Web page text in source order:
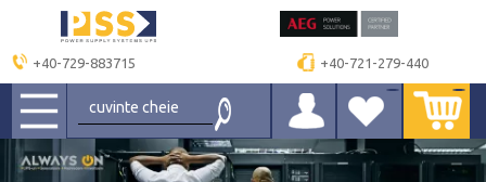
+40-729-883715 +40-721-279-440